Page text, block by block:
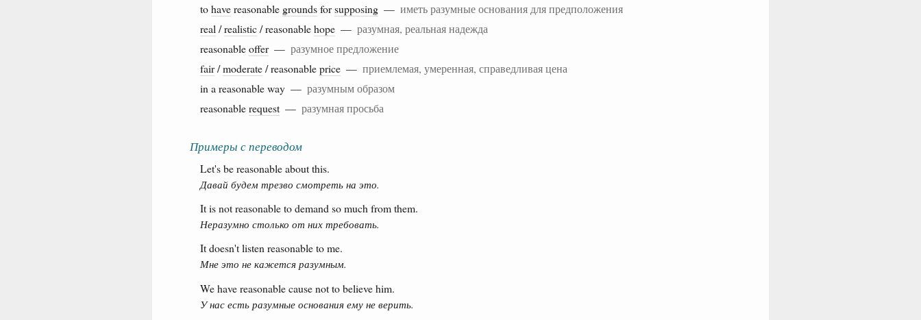
tohavereasonable groundsforsupposing — иметь разумные основания для предположения
real /realistic/ reasonablehope — разумная, реальная надежда
reasonableoffer— разумное предложение
fair/moderate/ reasonableprice — приемлемая, умеренная, справедливая цена
in a reasonable way — разумным образом
reasonablerequest — разумная просьба
Примеры с переводом
Let's be reasonable about this.
Давай будем трезво смотреть на это.
It is not reasonable to demand so much from them.
Неразумно столько от них требовать.
It doesn't listen reasonable to me.
Мне это не кажется разумным.
We have reasonable cause not to believe him.
У нас есть разумные основания ему не верить.